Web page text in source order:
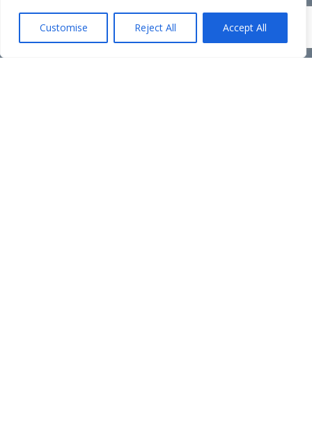
Customise Reject All Accept All
Mandag til Fredag 0900 - 1700 etter avtale